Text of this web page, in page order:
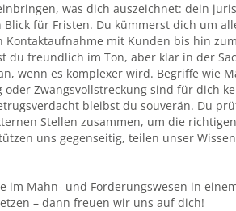
was dich auszeichnet: dein
für Fristen. Du kümmerst dich um
mit Kunden bis hin
freundlich im Ton, aber klar in der
wenn es komplexer wird. Begriffe wie
Zwangsvollstreckung sind für dich
bleibst du souverän. Du
Stellen zusammen, um die
uns gegenseitig, teilen unser
im Mahn- und Forderungswesen in
– dann freuen wir uns auf dich!